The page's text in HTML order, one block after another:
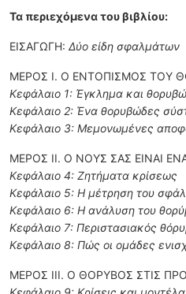
Τα περιεχόμενα του βιβλίου:
ΕΙΣΑΓΩΓΗ: Δύο είδη σφαλμάτων
ΜΕΡΟΣ Ι. Ο ΕΝΤΟΠΙΣΜΟΣ ΤΟΥ
Κεφάλαιο 1: Έγκλημα και
Κεφάλαιο 2: Ένα θορυβώδες
Κεφάλαιο 3: Μεμονωμένες
ΜΕΡΟΣ ΙΙ. Ο ΝΟΥΣ ΣΑΣ ΕΙΝΑΙ
Κεφάλαιο 4: Ζητήματα κρίσεως
Κεφάλαιο 5: H μέτρηση του
Κεφάλαιο 6: Η ανάλυση του
Κεφάλαιο 7: Περιστασιακός
Κεφάλαιο 8: Πώς οι ομάδες
ΜΕΡΟΣ ΙΙΙ. Ο ΘΟΡΥΒΟΣ ΣΤΙΣ